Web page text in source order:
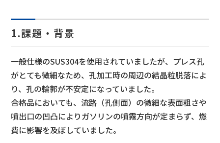
1.課題・背景
一般仕様のSUS304を使用されていましたが、プレス孔
がとても微細なため、孔加工時の周辺の結晶粒脱落によ
り、孔の輪郭が不安定になっていました。
合格品においても、流路（孔側面）の微細な表面粗さや
噴出口の凹凸によりガソリンの噴霧方向が定まらず、燃
費に影響を及ぼしていました。